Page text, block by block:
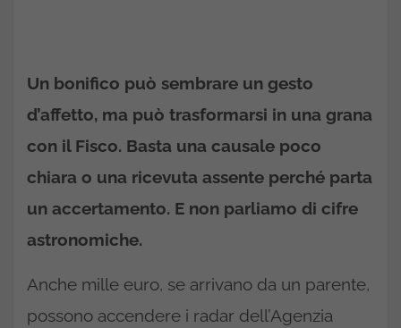
Un bonifico può sembrare un gesto
d’affetto, ma può trasformarsi in una grana
con il Fisco. Basta una causale poco
chiara o una ricevuta assente perché parta
un accertamento. E non parliamo di cifre
astronomiche.
Anche mille euro, se arrivano da un parente,
possono accendere i radar dell’Agenzia